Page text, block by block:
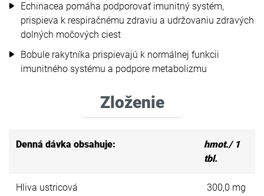
Echinacea pomáha podporovať imunitný systém,
prispieva k respiračnému zdraviu a udržovaniu zdravých
dolných močových ciest
Bobule rakytníka prispievajú k normálnej funkcii
imunitného systému a podpore metabolizmu
Zloženie
Denná dávka obsahuje:
hmot./ 1
tbl.
Hliva ustricová 300,0 mg